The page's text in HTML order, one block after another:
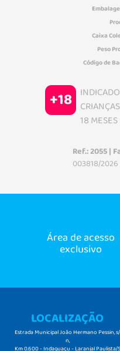
Caixa
Peso
Código de
+18
18
Ref.: 2055 |
003818/2026
Área de acesso
exclusivo
LOCALIZAÇÃO
Estrada Municipal João Hermano Pessin, s/
n,
Km 0.600 - Indaguaçu - Laranjal Paulista/S